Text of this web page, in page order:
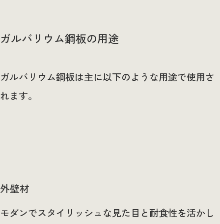
ガルバリウム鋼板の用途
ガルバリウム鋼板は主に以下のような用途で使用さ
れます。
外壁材
モダンでスタイリッシュな見た目と耐食性を活かし